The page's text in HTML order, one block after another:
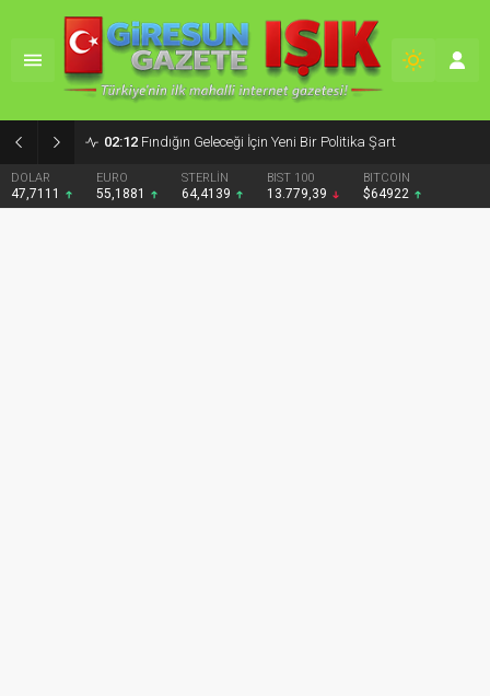
02:12 Fındığın Geleceği İçin Yeni Bir Politika Şart
DOLAR
47,7111
EURO
55,1881
STERLİN
64,4139
BIST 100
13.779,39
BITCOIN
$64922